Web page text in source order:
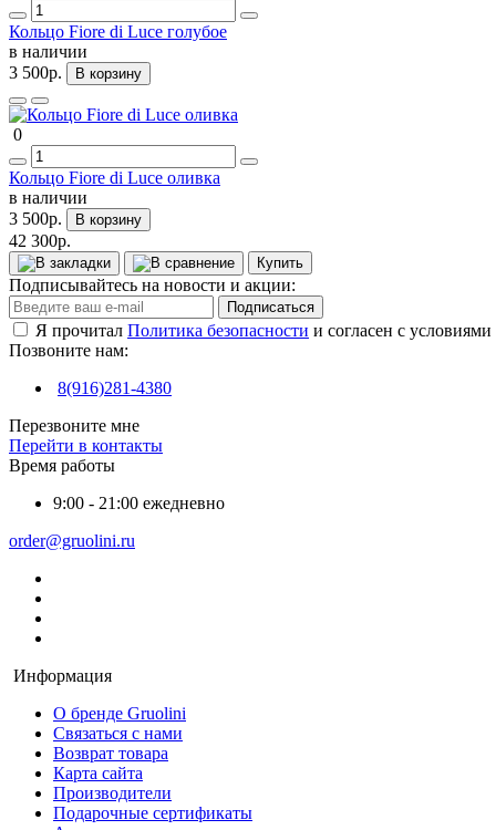
Кольцо Fiore di Luce голубое
в наличии
3 500р.
В корзину
0
Кольцо Fiore di Luce оливка
в наличии
3 500р.
В корзину
42 300р.
Купить
Подписывайтесь на новости и акции:
Подписаться
Я прочитал Политика безопасности и согласен с условиями
Позвоните нам:
8(916)281-4380
Перезвоните мне
Перейти в контакты
Время работы
9:00 - 21:00 ежедневно
order@gruolini.ru
Информация
О бренде Gruolini
Связаться с нами
Возврат товара
Карта сайта
Производители
Подарочные сертификаты